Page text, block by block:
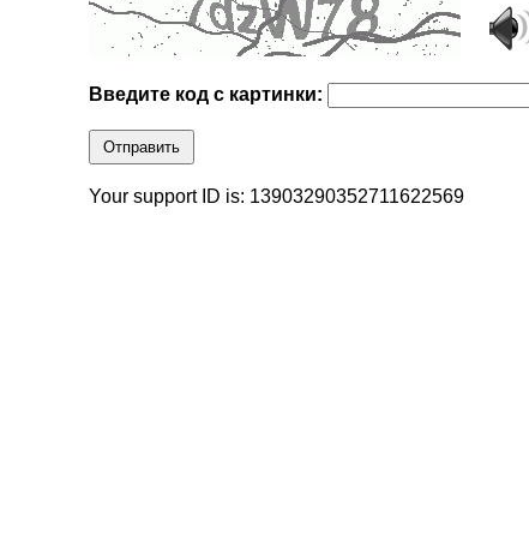
Введите код с картинки:
Отправить
Your support ID is: 13903290352711622569